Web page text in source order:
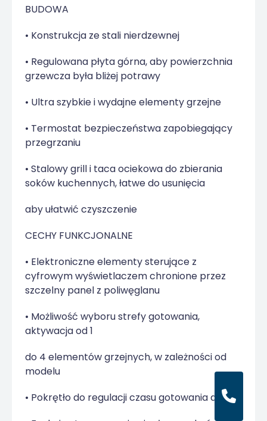
BUDOWA
• Konstrukcja ze stali nierdzewnej
• Regulowana płyta górna, aby powierzchnia
grzewcza była bliżej potrawy
• Ultra szybkie i wydajne elementy grzejne
• Termostat bezpieczeństwa zapobiegający
przegrzaniu
• Stalowy grill i taca ociekowa do zbierania
soków kuchennych, łatwe do usunięcia
aby ułatwić czyszczenie
CECHY FUNKCJONALNE
• Elektroniczne elementy sterujące z
cyfrowym wyświetlaczem chronione przez
szczelny panel z poliwęglanu
• Możliwość wyboru strefy gotowania,
aktywacja od 1
do 4 elementów grzejnych, w zależności od
modelu
• Pokrętło do regulacji czasu gotowania do 20′